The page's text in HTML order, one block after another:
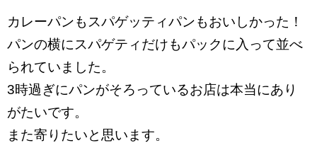
カレーパンもスパゲッティパンもおいしかった！
パンの横にスパゲティだけもパックに入って並べ
られていました。
3時過ぎにパンがそろっているお店は本当にあり
がたいです。
また寄りたいと思います。